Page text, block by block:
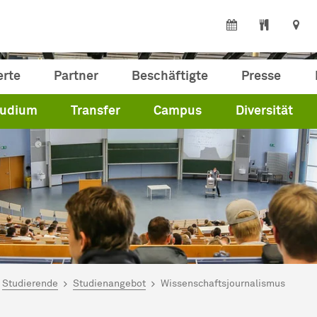
Partner Beschäftigte Presse
Transfer Campus Diversität
hier:
Studierende Studienangebot Wissenschaftsjournalismus